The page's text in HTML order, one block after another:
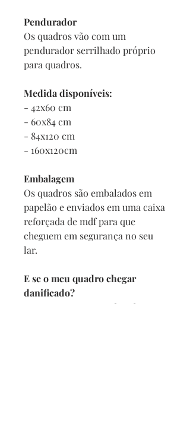
Pendurador
Os quadros vão com um
pendurador serrilhado próprio
para quadros.
Medida disponíveis:
- 42x60 cm
- 60x84 cm
- 84x120 cm
- 160x120cm
Embalagem
Os quadros são embalados em
papelão e enviados em uma caixa
reforçada de mdf para que
cheguem em segurança no seu
lar.
E se o meu quadro chegar
danificado?
Se por acaso seu quadro chegar